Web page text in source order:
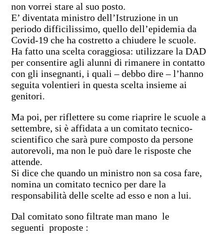
non vorrei stare al suo posto.
E’ diventata ministro dell’Istruzione in un
periodo difficilissimo, quello dell’epidemia da
Covid-19 che ha costretto a chiudere le scuole.
Ha fatto una scelta coraggiosa: utilizzare la DAD
per consentire agli alunni di rimanere in contatto
con gli insegnanti, i quali – debbo dire – l’hanno
seguita volentieri in questa scelta insieme ai
genitori.
Ma poi, per riflettere su come riaprire le scuole a
settembre, si è affidata a un comitato tecnico-
scientifico che sarà pure composto da persone
autorevoli, ma non le può dare le risposte che
attende.
Si dice che quando un ministro non sa cosa fare,
nomina un comitato tecnico per dare la
responsabilità delle scelte ad esso e non a lui.
Dal comitato sono filtrate man mano le
seguenti proposte :